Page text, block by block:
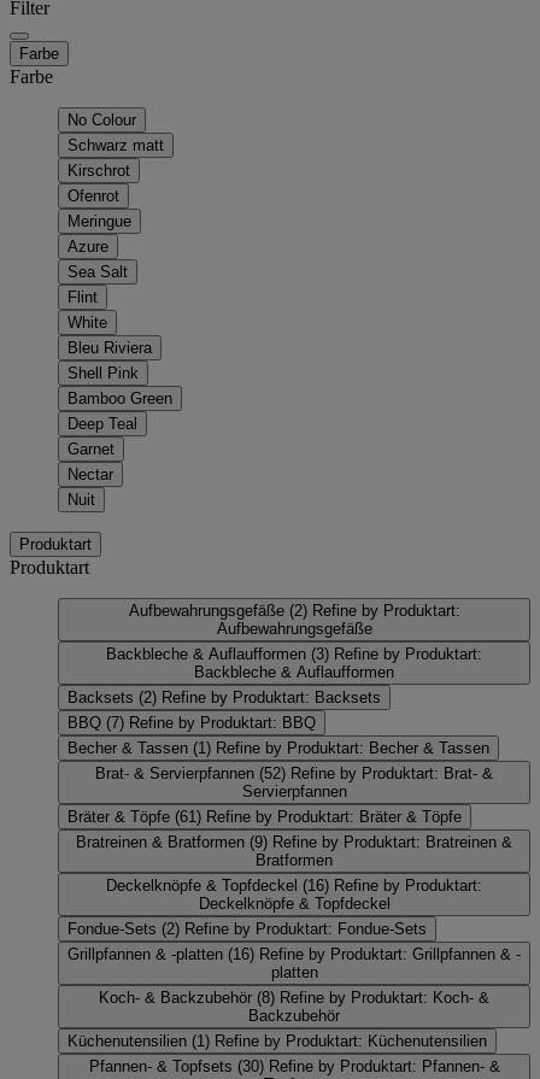
Filter
Farbe
Farbe
No Colour
Schwarz matt
Kirschrot
Ofenrot
Meringue
Azure
Sea Salt
Flint
White
Bleu Riviera
Shell Pink
Bamboo Green
Deep Teal
Garnet
Nectar
Nuit
Produktart
Produktart
Aufbewahrungsgefäße (2) Refine by Produktart:
Aufbewahrungsgefäße
Backbleche & Auflaufformen (3) Refine by Produktart:
Backbleche & Auflaufformen
Backsets (2) Refine by Produktart: Backsets
BBQ (7) Refine by Produktart: BBQ
Becher & Tassen (1) Refine by Produktart: Becher & Tassen
Brat- & Servierpfannen (52) Refine by Produktart: Brat- &
Servierpfannen
Bräter & Töpfe (61) Refine by Produktart: Bräter & Töpfe
Bratreinen & Bratformen (9) Refine by Produktart: Bratreinen &
Bratformen
Deckelknöpfe & Topfdeckel (16) Refine by Produktart:
Deckelknöpfe & Topfdeckel
Fondue-Sets (2) Refine by Produktart: Fondue-Sets
Grillpfannen & -platten (16) Refine by Produktart: Grillpfannen & -
platten
Koch- & Backzubehör (8) Refine by Produktart: Koch- &
Backzubehör
Küchenutensilien (1) Refine by Produktart: Küchenutensilien
Pfannen- & Topfsets (30) Refine by Produktart: Pfannen- &